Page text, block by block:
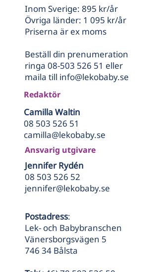
Inom Sverige: 895 kr/år
Övriga länder: 1 095 kr/år
Priserna är ex moms
Beställ din prenumeration
ringa 08-503 526 51 eller
maila till info@lekobaby.se
Redaktör
Camilla Waltin
08 503 526 51
camilla@lekobaby.se
Ansvarig utgivare
Jennifer Rydén
08 503 526 52
jennifer@lekobaby.se
Postadress:
Lek- och Babybranschen
Vänersborgsvägen 5
746 34 Bålsta